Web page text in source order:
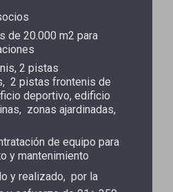
de 20.000 m2 para
2 pistas
2 pistas frontenis de
deportivo, edificio
zonas ajardinadas,
de equipo para
y mantenimiento
y realizado, por la